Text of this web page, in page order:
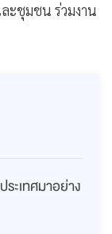
ะชุมชน ร่วมงาน
ะเทศมาอย่าง